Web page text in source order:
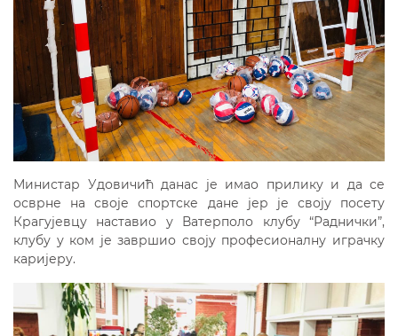
Министар Удовичић данас је имао прилику и да се
осврне на своје спортске дане јер је своју посету
Крагујевцу наставио у Ватерполо клубу “Раднички”,
клубу у ком је завршио своју професионалну играчку
каријеру.